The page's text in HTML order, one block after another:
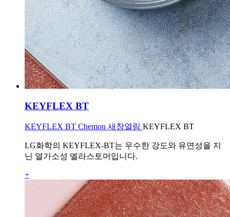
KEYFLEX BT
KEYFLEX BT Chemon 새창열림 KEYFLEX BT
LG화학의 KEYFLEX-BT는 우수한 강도와 유연성을 지
닌 열가소성 엘라스토머입니다.
+